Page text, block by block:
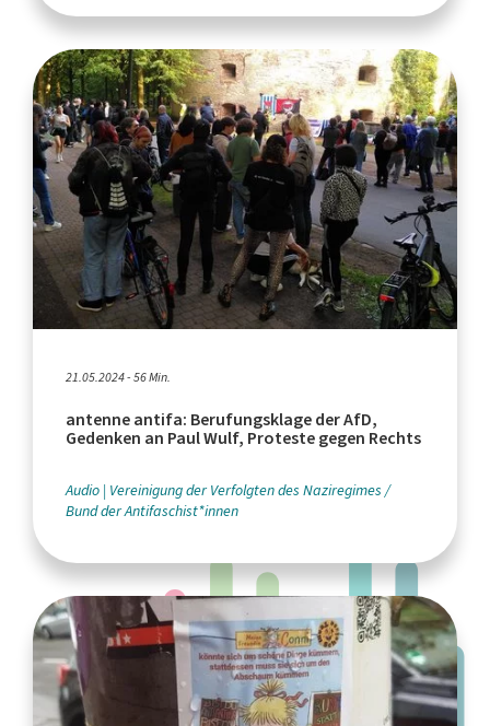
21.05.2024 - 56 Min.
antenne antifa: Berufungsklage der AfD,
Gedenken an Paul Wulf, Proteste gegen Rechts
Audio Vereinigung der Verfolgten des Naziregimes /
Bund der Antifaschist*innen